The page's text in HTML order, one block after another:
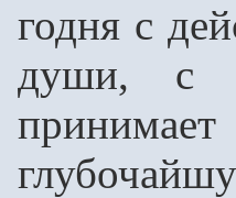
годня с
души, с